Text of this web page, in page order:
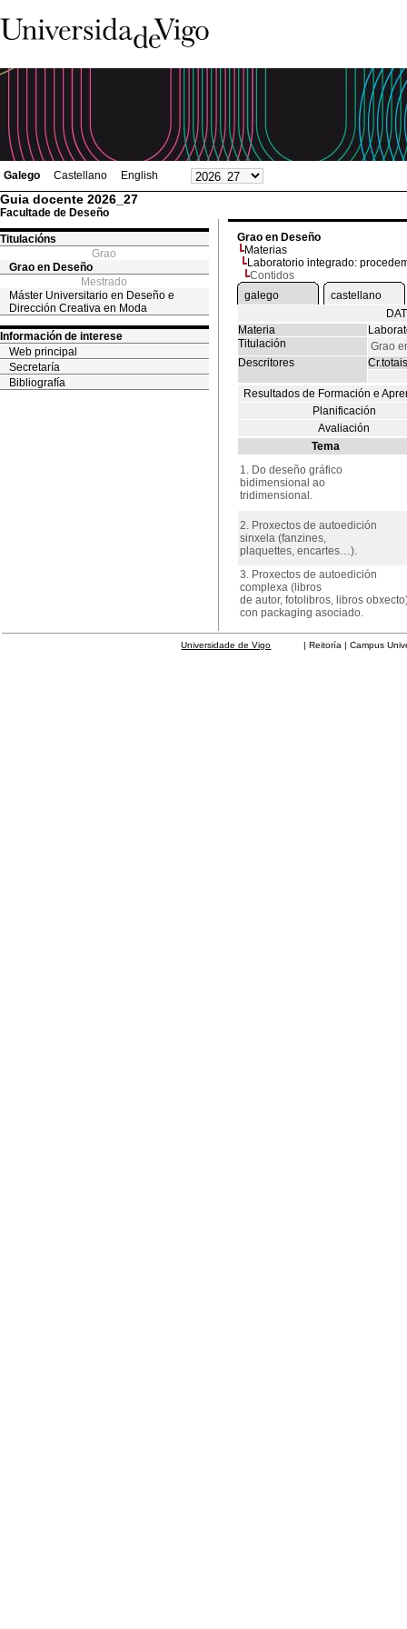
Galego Castellano English
Guia docente 2026_27
Facultade de Deseño
Titulacións
Grao
Grao en Deseño
Mestrado
Máster Universitario en Deseño e
Dirección Creativa en Moda
Información de interese
Web principal
Secretaría
Bibliografía
Grao en Deseño
Materias
Laboratorio integrado:
Contidos
galego
castellano
Materia
Titulación
Grao
Descritores
Cr.totais
Resultados de Formación e
Planificación
Avaliación
Tema
1. Do deseño gráfico
bidimensional ao
tridimensional.
2. Proxectos de autoedición
sinxela (fanzines,
plaquettes, encartes…).
3. Proxectos de autoedición
complexa (libros
de autor, fotolibros, libros
con packaging asociado.
Universidade de Vigo | Reitoría | Campus